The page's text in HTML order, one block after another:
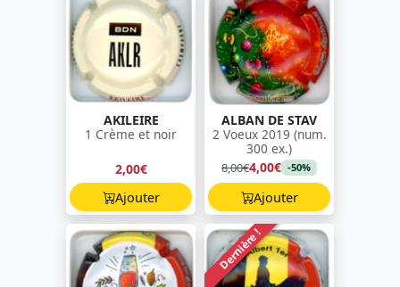
AKILEIRE
1 Crème et noir
2,00€
Ajouter
ALBAN DE STAV
2 Voeux 2019 (num.
300 ex.)
8,00€4,00€ -50%
Ajouter
Dernière !